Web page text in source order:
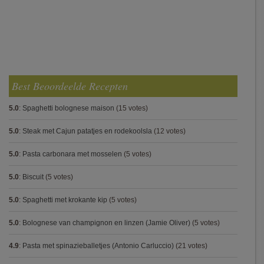
Best Beoordeelde Recepten
5.0: Spaghetti bolognese maison (15 votes)
5.0: Steak met Cajun patatjes en rodekoolsla (12 votes)
5.0: Pasta carbonara met mosselen (5 votes)
5.0: Biscuit (5 votes)
5.0: Spaghetti met krokante kip (5 votes)
5.0: Bolognese van champignon en linzen (Jamie Oliver) (5 votes)
4.9: Pasta met spinazieballetjes (Antonio Carluccio) (21 votes)